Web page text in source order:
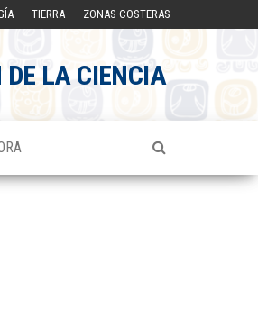
TIERRA ZONAS COSTERAS
DE LA CIENCIA